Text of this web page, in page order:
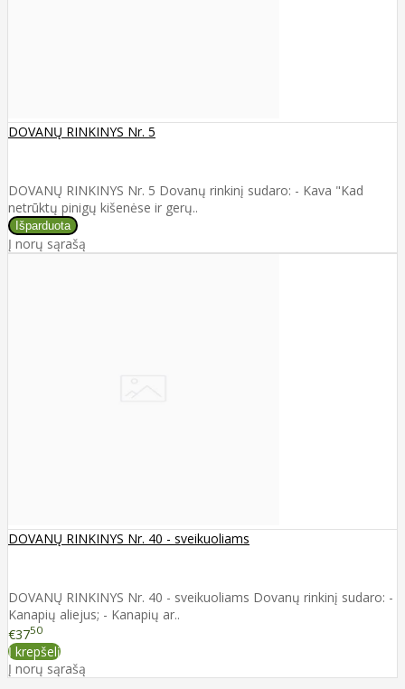
DOVANŲ RINKINYS Nr. 5
DOVANŲ RINKINYS Nr. 5 Dovanų rinkinį sudaro: - Kava "Kad
netrūktų pinigų kišenėse ir gerų..
Į norų sąrašą
DOVANŲ RINKINYS Nr. 40 - sveikuoliams
DOVANŲ RINKINYS Nr. 40 - sveikuoliams Dovanų rinkinį sudaro: -
Kanapių aliejus; - Kanapių ar..
€3750
Į krepšelį
Į norų sąrašą